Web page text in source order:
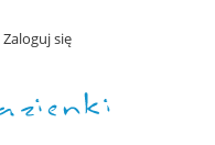
Zaloguj się